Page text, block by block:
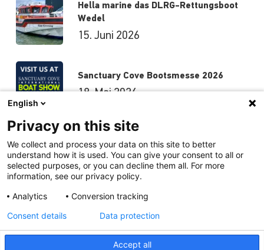
Hella marine das DLRG-Rettungsboot
Wedel
15. Juni 2026
Sanctuary Cove Bootsmesse 2026
18. Mai 2026
Hutchwilco-Bootsmesse 2026
8. Mai 2026
Aktualisierte Hella marine
31. März 2026
English
Privacy on this site
We collect and process your data on this site to better
understand how it is used. You can give your consent to all or
selected purposes, or you can decline them all. For more
information, see our privacy policy.
Analytics
Conversion tracking
Accept all
Consent details Data protection